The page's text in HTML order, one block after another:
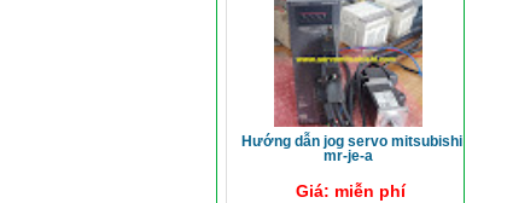
hướng dẫn jog servo mitsubishi
mr-je-a
Giá: miễn phí